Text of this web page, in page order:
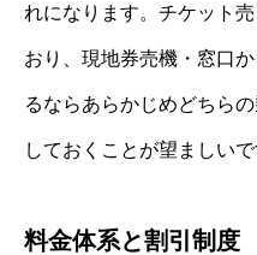
れになります。チケット
おり、現地券売機・窓口
るならあらかじめどちら
しておくことが望ましいで
料金体系と割引制度